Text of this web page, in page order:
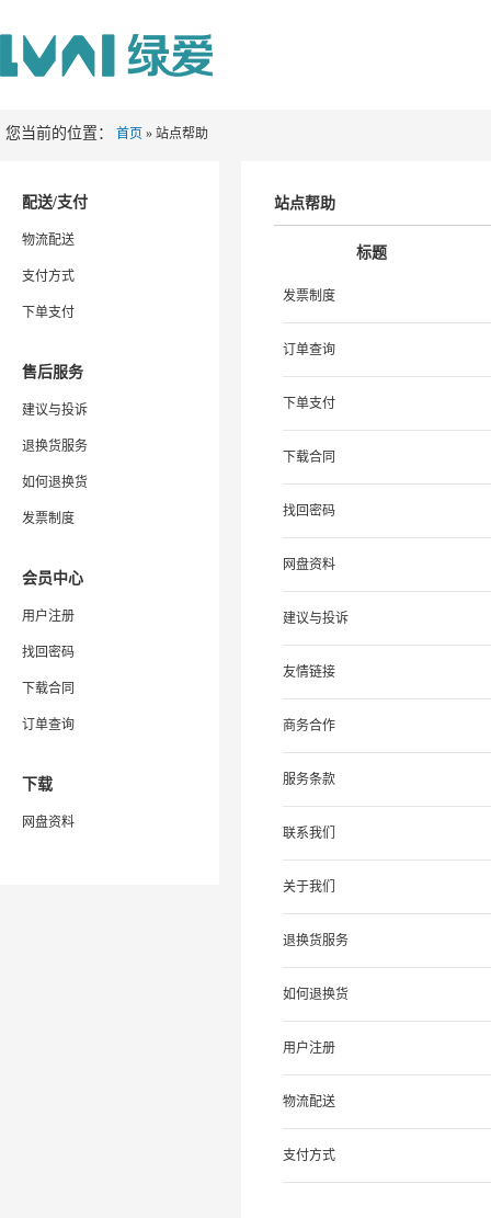
您当前的位置： 首页 » 站点帮助
配送/支付
物流配送
支付方式
下单支付
售后服务
建议与投诉
退换货服务
如何退换货
发票制度
会员中心
用户注册
找回密码
下载合同
订单查询
下载
网盘资料
站点帮助
标题
发票制度
订单查询
下单支付
下载合同
找回密码
网盘资料
建议与投诉
友情链接
商务合作
服务条款
联系我们
关于我们
退换货服务
如何退换货
用户注册
物流配送
支付方式